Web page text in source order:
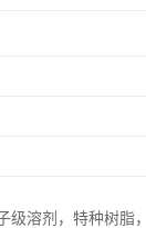
级溶剂，特种树脂